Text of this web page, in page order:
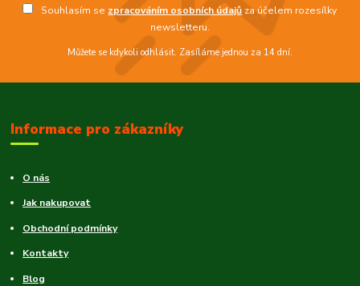
Souhlasím se zpracováním osobních údajů za účelem rozesílky
newsletteru.
Můžete se kdykoli odhlásit. Zasíláme jednou za 14 dní.
Informace pro zákazníky
O nás
Jak nakupovat
Obchodní podmínky
Kontakty
Blog